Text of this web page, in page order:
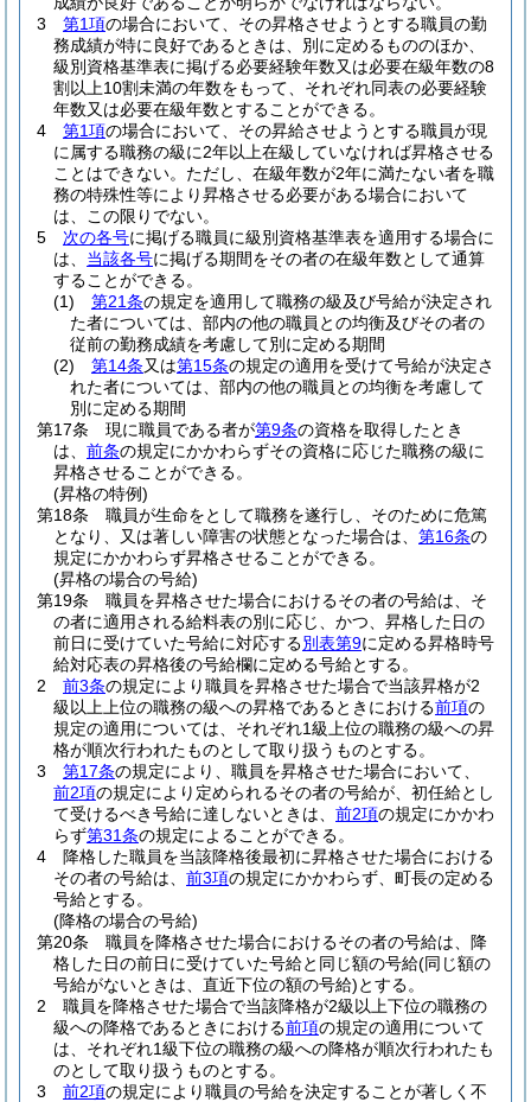
3
第1項の場合において、その昇格させようとする職員の勤
務成績が特に良好であるときは、別に定めるもののほか、
級別資格基準表に掲げる必要経験年数又は必要在級年数の8
割以上10割未満の年数をもって、それぞれ同表の必要経験
年数又は必要在級年数とすることができる。
4
第1項の場合において、その昇給させようとする職員が現
に属する職務の級に2年以上在級していなければ昇格させる
ことはできない。 ただし、在級年数が2年に満たない者を職
務の特殊性等により昇格させる必要がある場合において
は、この限りでない。
5
次の各号に掲げる職員に級別資格基準表を適用する場合に
は、 当該各号に掲げる期間をその者の在級年数として通算
することができる。
(1)
第21条の規定を適用して職務の級及び号給が決定され
た者については、部内の他の職員との均衡及びその者の
従前の勤務成績を考慮して別に定める期間
(2)
第14条又は第15条の規定の適用を受けて号給が決定さ
れた者については、部内の他の職員との均衡を考慮して
別に定める期間
第17条
現に職員である者が第9条の資格を取得したとき
は、 前条の規定にかかわらずその資格に応じた職務の級に
昇格させることができる。
(昇格の特例)
第18条
職員が生命をとして職務を遂行し、そのために危篤
となり、又は著しい障害の状態となった場合は、 第16条の
規定にかかわらず昇格させることができる。
(昇格の場合の号給)
第19条
職員を昇格させた場合におけるその者の号給は、そ
の者に適用される給料表の別に応じ、かつ、昇格した日の
前日に受けていた号給に対応する別表第9に定める昇格時号
給対応表の昇格後の号給欄に定める号給とする。
2
前3条の規定により職員を昇格させた場合で当該昇格が2
級以上上位の職務の級への昇格であるときにおける前項の
規定の適用については、それぞれ1級上位の職務の級への昇
格が順次行われたものとして取り扱うものとする。
3
第17条の規定により、職員を昇格させた場合において、
前2項の規定により定められるその者の号給が、初任給とし
て受けるべき号給に達しないときは、 前2項の規定にかかわ
らず第31条の規定によることができる。
4
降格した職員を当該降格後最初に昇格させた場合における
その者の号給は、 前3項の規定にかかわらず、町長の定める
号給とする。
(降格の場合の号給)
第20条
職員を降格させた場合におけるその者の号給は、降
格した日の前日に受けていた号給と同じ額の号給(同じ額の
号給がないときは、直近下位の額の号給)とする。
2
職員を降格させた場合で当該降格が2級以上下位の職務の
級への降格であるときにおける前項の規定の適用について
は、それぞれ1級下位の職務の級への降格が順次行われたも
のとして取り扱うものとする。
3
前2項の規定により職員の号給を決定することが著しく不